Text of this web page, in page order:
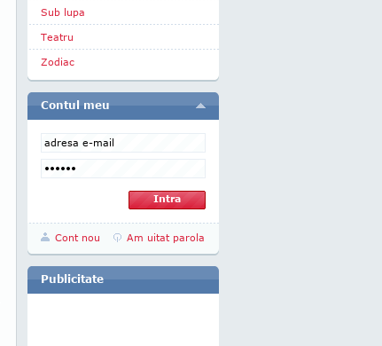
Sub lupa
Teatru
Zodiac
Contul meu
Cont nou Am uitat parola
Publicitate